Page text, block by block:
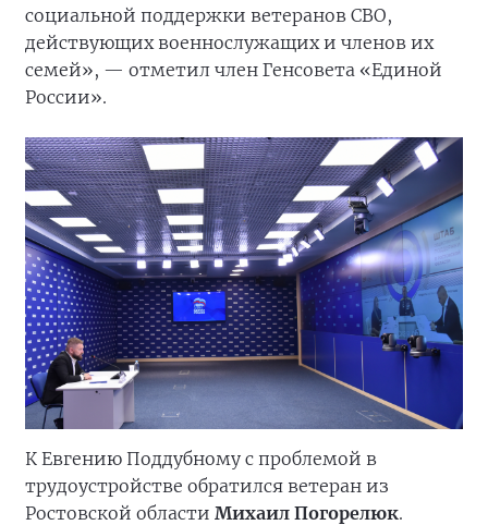
социальной поддержки ветеранов СВО,
действующих военнослужащих и членов их
семей», — отметил член Генсовета «Единой
России».
К Евгению Поддубному с проблемой в
трудоустройстве обратился ветеран из
Ростовской области Михаил Погорелюк.